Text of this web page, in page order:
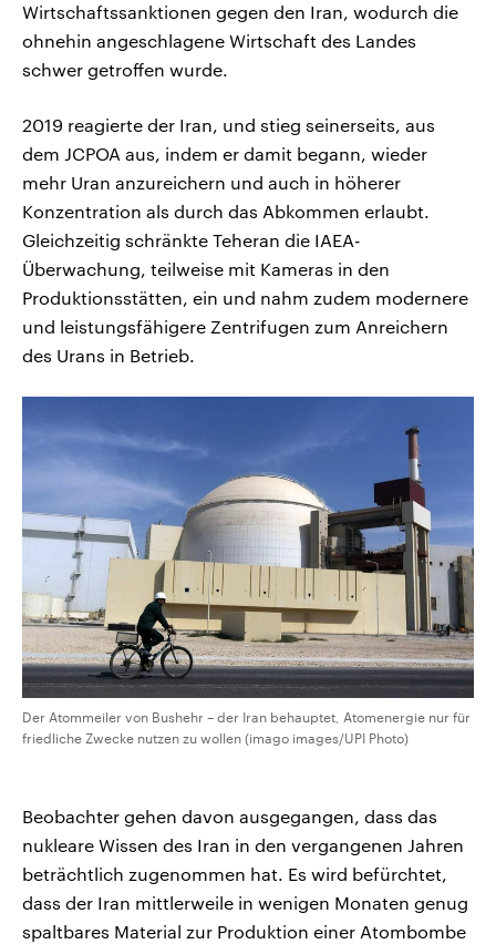
Wirtschaftssanktionen gegen den Iran, wodurch die
ohnehin angeschlagene Wirtschaft des Landes
schwer getroffen wurde.
2019 reagierte der Iran, und stieg seinerseits, aus
dem JCPOA aus, indem er damit begann, wieder
mehr Uran anzureichern und auch in höherer
Konzentration als durch das Abkommen erlaubt.
Gleichzeitig schränkte Teheran die IAEA-
Überwachung, teilweise mit Kameras in den
Produktionsstätten, ein und nahm zudem modernere
und leistungsfähigere Zentrifugen zum Anreichern
des Urans in Betrieb.
Der Atommeiler von Bushehr – der Iran behauptet, Atomenergie nur für
friedliche Zwecke nutzen zu wollen (imago images/UPI Photo)
Beobachter gehen davon ausgegangen, dass das
nukleare Wissen des Iran in den vergangenen Jahren
beträchtlich zugenommen hat. Es wird befürchtet,
dass der Iran mittlerweile in wenigen Monaten genug
spaltbares Material zur Produktion einer Atombombe